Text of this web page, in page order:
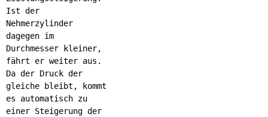
Ist der
Nehmerzylinder
dagegen im
Durchmesser kleiner,
fährt er weiter aus.
Da der Druck der
gleiche bleibt, kommt
es automatisch zu
einer Steigerung der